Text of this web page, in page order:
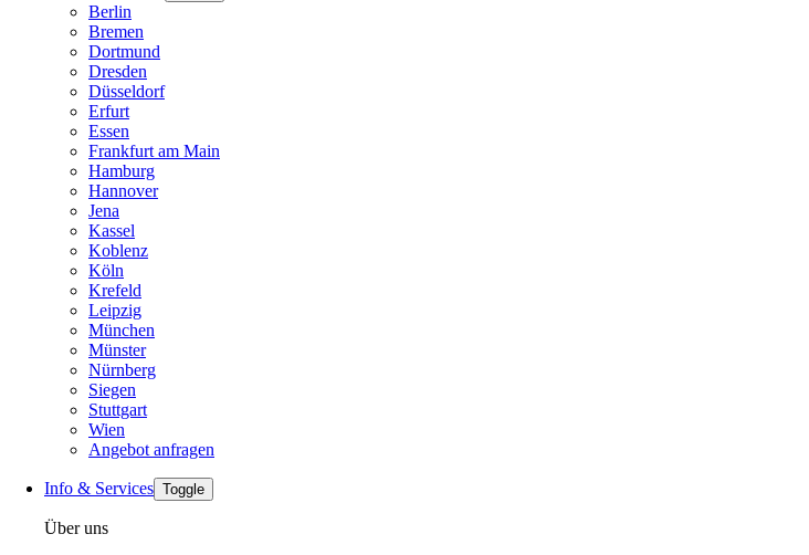
Berlin
Bremen
Dortmund
Dresden
Düsseldorf
Erfurt
Essen
Frankfurt am Main
Hamburg
Hannover
Jena
Kassel
Koblenz
Köln
Krefeld
Leipzig
München
Münster
Nürnberg
Siegen
Stuttgart
Wien
Angebot anfragen
Info & Services Toggle
Über uns